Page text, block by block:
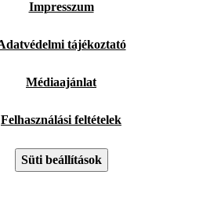
Impresszum
tájékoztató
Médiaajánlat
Felhasználási feltételek
Süti beállítások